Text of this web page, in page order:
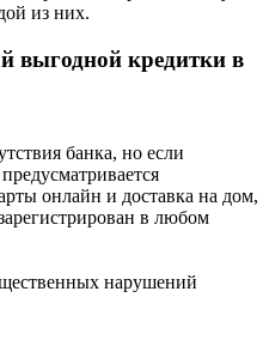
из них.
выгодной кредитки в
банка, но если
онлайн и доставка на дом,
в любом
нарушений